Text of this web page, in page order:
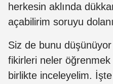
herkesin aklında
açabilirim soruyu
Siz de bunu
fikirleri neler öğrenmek
birlikte inceleyelim.